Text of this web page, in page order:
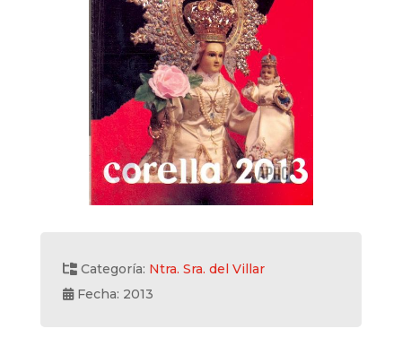
Categoría: Ntra. Sra. del Villar
Fecha: 2013